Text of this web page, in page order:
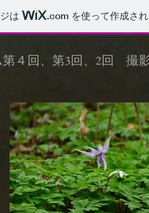
は .com を使って作成さ
第４回、第3回、2回 撮